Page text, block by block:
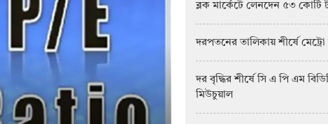
ব্লক মার্কেটে লেনদেন ৫৩ কোটি
দরপতনের তালিকায় শীর্ষে মেট্রো
দর বৃদ্ধির শীর্ষে সি এ পি এম
মিউচুয়াল